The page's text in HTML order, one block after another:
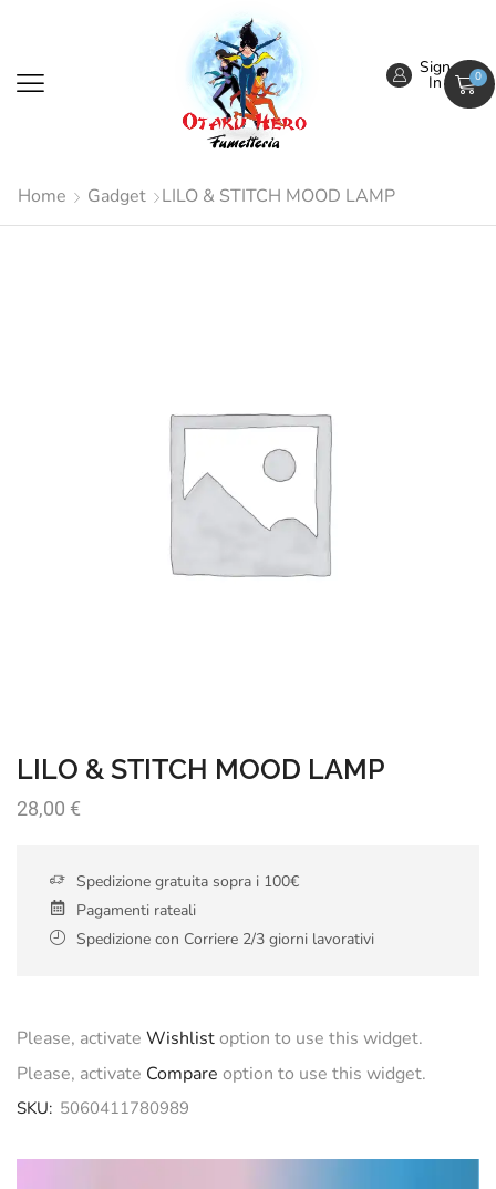
Sign
In 0
Home Gadget LILO & STITCH MOOD LAMP
LILO & STITCH MOOD LAMP
28,00 €
Spedizione gratuita sopra i 100€
Pagamenti rateali
Spedizione con Corriere 2/3 giorni lavorativi
Please, activate Wishlistoption to use this widget.
Please, activate Compare option to use this widget.
SKU: 5060411780989